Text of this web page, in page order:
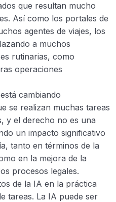
0/1
que resultan mucho
Así como los portales de
agentes de viajes, los
a muchos
rutinarias, como
operaciones
cambiando
se realizan muchas tareas
y el derecho no es una
un impacto significativo
tanto en términos de la
en la mejora de la
procesos legales.
de la IA en la práctica
tareas. La IA puede ser